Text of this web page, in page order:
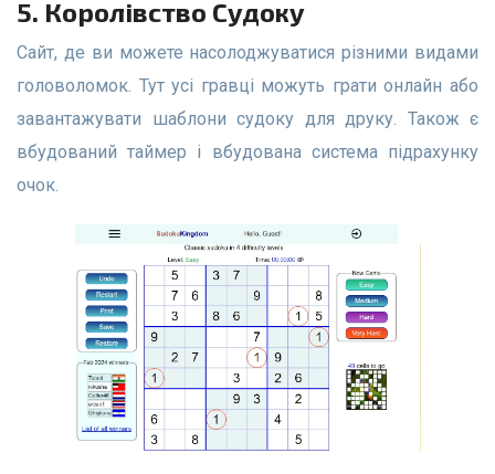
5. Королівство Судоку
Сайт, де ви можете насолоджуватися різними видами
головоломок. Тут усі гравці можуть грати онлайн або
завантажувати шаблони судоку для друку. Також є
вбудований таймер і вбудована система підрахунку
очок.